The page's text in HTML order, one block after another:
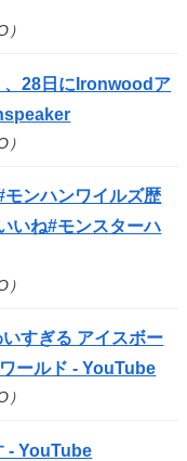
、28日にIronwoodア
ンハンワイルズ歴
いね#モンスターハ
すぎる アイスボー
ールド - YouTube
- YouTube